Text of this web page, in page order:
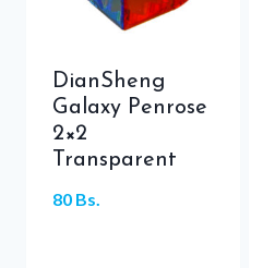
DianSheng
Galaxy Penrose
2×2
Transparent
80 Bs.